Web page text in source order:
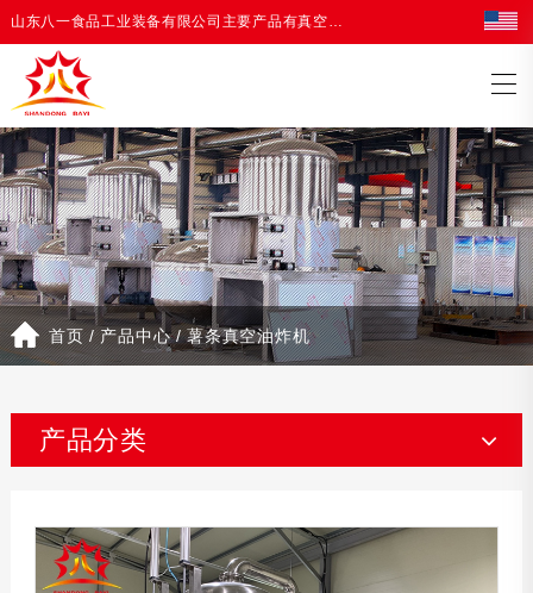
山东八一食品工业装备有限公司主要产品有真空油炸机，油炸生产线等油炸设备
首页/产品中心/薯条真空油炸机
产品分类
蒸汽加热真空油炸机
菠萝蜜真空油炸机